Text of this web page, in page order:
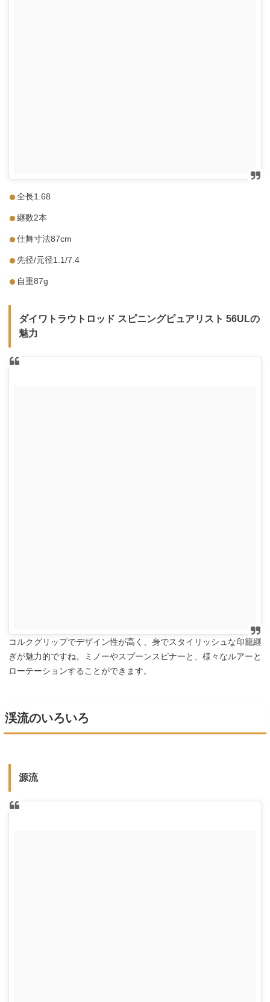
全長1.68
継数2本
仕舞寸法87cm
先径/元径1.1/7.4
自重87g
ダイワトラウトロッド スピニングピュアリスト 56ULの
魅力
コルクグリップでデザイン性が高く、身でスタイリッシュな印籠継
ぎが魅力的ですね。ミノーやスプーンスピナーと、様々なルアーと
ローテーションすることができます。
渓流のいろいろ
源流